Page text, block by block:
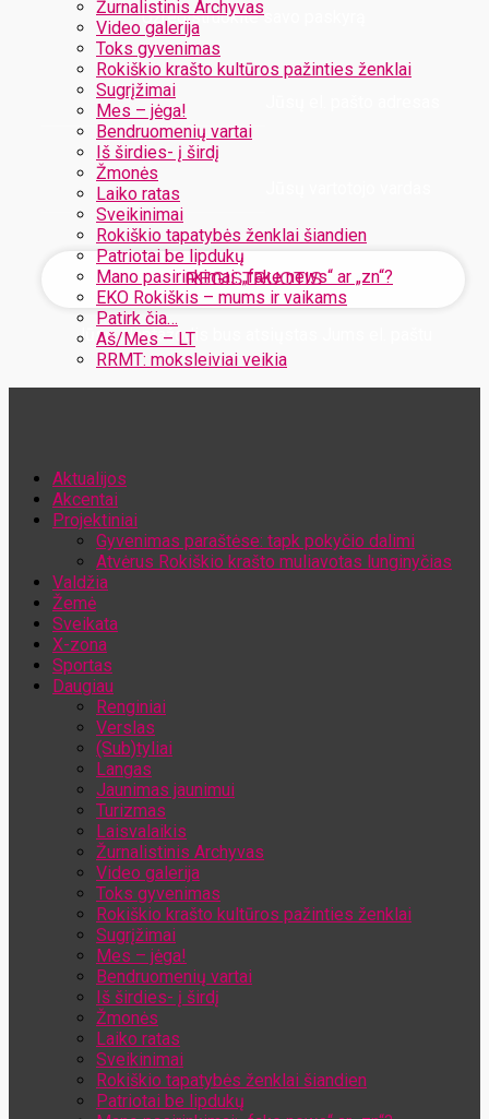
Žurnalistinis Archyvas
Video galerija
Toks gyvenimas
Rokiškio krašto kultūros pažinties ženklai
Sugrįžimai
Mes – jėga!
Bendruomenių vartai
Iš širdies- į širdį
Žmonės
Laiko ratas
Sveikinimai
Rokiškio tapatybės ženklai šiandien
Patriotai be lipdukų
Mano pasirinkimai: „fake news“ ar „zn“?
EKO Rokiškis – mums ir vaikams
Patirk čia…
Aš/Mes – LT
RRMT: moksleiviai veikia
Užregistruokite savo paskyrą
Jūsų slaptažodis bus atsiųstas Jums el. paštu
Aktualijos
Akcentai
Projektiniai
Gyvenimas paraštėse: tapk pokyčio dalimi
Atvėrus Rokiškio krašto muliavotas lunginyčias
Valdžia
Žemė
Sveikata
X-zona
Sportas
Daugiau
Renginiai
Verslas
(Sub)tyliai
Langas
Jaunimas jaunimui
Turizmas
Laisvalaikis
Žurnalistinis Archyvas
Video galerija
Toks gyvenimas
Rokiškio krašto kultūros pažinties ženklai
Sugrįžimai
Mes – jėga!
Bendruomenių vartai
Iš širdies- į širdį
Žmonės
Laiko ratas
Sveikinimai
Rokiškio tapatybės ženklai šiandien
Patriotai be lipdukų